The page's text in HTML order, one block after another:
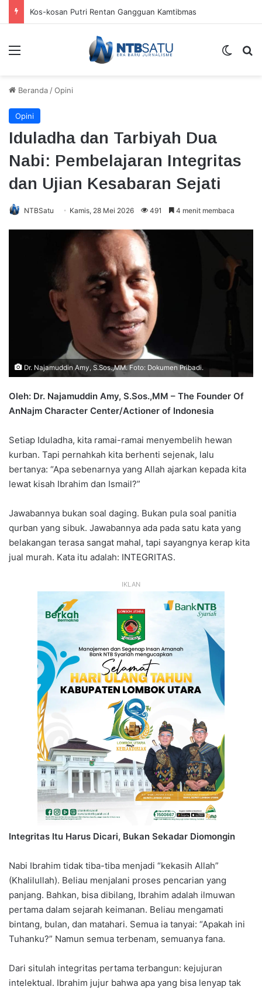
Kos-kosan Putri Rentan Gangguan Kamtibmas
Menu
Beranda /Opini
Opini
Iduladha dan Tarbiyah Dua
Nabi: Pembelajaran Integritas
dan Ujian Kesabaran Sejati
NTBSatu Kamis, 28 Mei 2026 491 4 menit membaca
Dr. Najamuddin Amy, S.Sos.,MM. Foto: Dokumen Pribadi.
Oleh: Dr. Najamuddin Amy, S.Sos.,MM – The Founder Of
AnNajm Character Center/Actioner of Indonesia
Setiap Iduladha, kita ramai-ramai menyembelih hewan
kurban. Tapi pernahkah kita berhenti sejenak, lalu
bertanya: “Apa sebenarnya yang Allah ajarkan kepada kita
lewat kisah Ibrahim dan Ismail?”
Jawabannya bukan soal daging. Bukan pula soal panitia
qurban yang sibuk. Jawabannya ada pada satu kata yang
belakangan terasa sangat mahal, tapi sayangnya kerap kita
jual murah. Kata itu adalah: INTEGRITAS.
IKLAN
Integritas Itu Harus Dicari, Bukan Sekadar Diomongin
Nabi Ibrahim tidak tiba-tiba menjadi “kekasih Allah”
(Khalilullah). Beliau menjalani proses pencarian yang
panjang. Bahkan, bisa dibilang, Ibrahim adalah ilmuwan
pertama dalam sejarah keimanan. Beliau mengamati
bintang, bulan, dan matahari. Semua ia tanyai: “Apakah ini
Tuhanku?” Namun semua terbenam, semuanya fana.
Dari situlah integritas pertama terbangun: kejujuran
intelektual. Ibrahim jujur bahwa apa yang bisa lenyap tak